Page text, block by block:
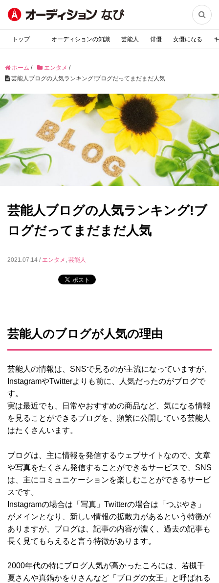

トップ オーディションの知識 芸能人 俳優 女優になる
ホーム / エンタメ /
芸能人ブログの人気ランキング!ブログだってまだまだ人気
芸能人ブログの人気ランキング!ブ
ログだってまだまだ人気
2021.07.14 / エンタメ , 芸能人
芸能人のブログが人気の理由
芸能人の情報は、SNSで見るのが主流になっていますが、
InstagramやTwitterよりも前に、人気だったのがブログで
す。
実は最近でも、日常やおすすめの商品など、気になる情報
を見ることができるブログを、頻繁に公開している芸能人
はたくさんいます。
ブログは、主に情報を発信するウェブサイトなので、文章
や写真をたくさん発信することができるサービスで、SNS
は、主にコミュニケーションを楽しむことができるサービ
スです。
Instagramの場合は「写真」Twitterの場合は「つぶやき」
がメインとなり、新しい情報の拡散力があるという特徴が
ありますが、ブログは、記事の内容が濃く、過去の記事も
長く見てもらえると言う特徴があります。
2000年代の特にブログ人気が高かったころには、若槻千
夏さんや真鍋かをりさんなど「ブログの女王」と呼ばれる